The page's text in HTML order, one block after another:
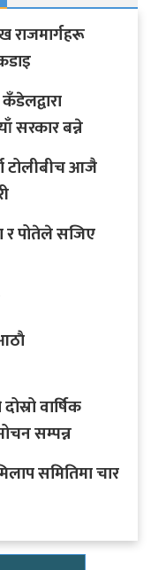
राजमार्गहरू
सरकार बन्ने
टोलीबीच आजै
र पोतेले सजिए
वार्षिक
सम्पन्न
समितिमा चार